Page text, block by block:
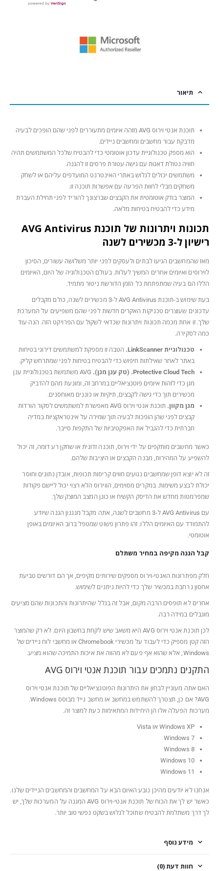
תיאור
תוכנת אנטי וירוס AVG מזהה איומים מתעוררים לפני שהם הופכים לבעיה
מדבקת עבור מחשבים ומחשבים ניידים.
הוא מספק טכנולוגיית עדכון אוטומטי כדי להבטיח שלכל המשתמשים תהיה
חוויה נטולת דאגות עם גישה עטורת פרסים זו להגנה.
משתמשים יכולים לגלוש באתרי האינטרנט המועדפים עליהם או לשחק
משחקים מבלי לחוות הפרעה עם אפשרות תוכנה זו.
המוצר בודק אוטומטית את הקבצים שברצונך להוריד לפני תחילת העברת
מידע כדי להבטיח בטיחות מלאה.
תכונות ויתרונות של תוכנת AVG Antivirus
רישיון ל-3 מכשירים לשנה
מאז שהמחשבים הגיעו לבתים ולעסקים לפני יותר משלושה עשורים, הסיכון
לוירוסים ואיומים אחרים המשיך לעלות. בעולם הטכנולוגיה של היום, האיומים
הללו הם בעיה שמתפתחת כל הזמן הדורשת ניטור מתמיד.
בעת שימוש ב-תוכנת AVG Antivirus ל-3 מכשירים לשנה, כולם מקבלים
עדכונים שעוצרים טכניקות האקרים חדשות לפני שהם משפיעים על המערכת
שלך. זו אחת מכמה תכונות ויתרונות שכדאי לשקול עם הפרויקט הזה. הנה עוד
כמה לסקירה.
טכנולוגיית LinkScanner.
הטבה זו מספקת למשתמשים דירוגי בטיחות
באתר לאחר שאילתות חיפוש כדי להבטיח בטיחות לפני שמתרחש קליק.
Protective Cloud Tech. (טק ענן מגן).
AVG משתמשת בטכנולוגיית ענן
מגן כדי לזהות איומים פוטנציאליים במרחב זה, ומונעת מהם להדביק
מכשירים תוך כדי גישה לקבצים, תיקיות או כוננים מאוחסנים.
מגן מקוון.
תוכנת אנטי וירוס AVG מאפשרת למשתמשים לסקור הורדות
קבצים לפני שהן הופכות לבעיה תוך שמירה על אינטראקציות במדיה
חברתית כדי להגביל את האפקטיביות של התקפות סייבר.
כאשר מחשבים מותקפים על ידי וירוס, תוכנה זדונית או שחקן רע דומה, זה יכול
להשפיע על המהירות, מבנה הקבצים או היציבות שלהם.
זה לא יוצא דופן שמחשבים נגועים חווים קריסות תכופות, אובדן נתונים וחוסר
יכולת לבצע משימות. במקרים מסוימים, הווירוס הלא רצוי יכול ליישם פקודות
שמפרמטות מחדש את הדיסק הקשיח או כונן המצב המוצק שלך.
עם AVG Antivirus ל-3 מחשבים לשנה, אתה מקבל מנגנון הגנה שיודע
להתמודד עם האיומים הללו. זהו פתרון פשוט שמטפל ברוב האיומים באופן
אוטומטי.
קבל הגנה מקיפה במחיר משתלם
חלק מפתרונות האנטי-וירוס מספקים שירותים מקיפים, אך הם דורשים טביעת
אחסון נרחבת במכשיר שלך כדי להיות ניתנים לשימוש.
אחרים לא תופסים הרבה מקום, אבל זה בגלל שהיתרונות והתכונות שהם מציעים
מוגבלים במידה רבה.
לכן תוכנת אנטי וירוס AVG היא משאב שיש לקחת בחשבון היום. לא רק שהמוצר
הזה קטן מספיק כדי לעבוד על מכשירי Chromebook או מחשבי לוח ניידים של
Windows, אלא שהוא אף פעם לא מהווה את איכות התמיכה שהוא מציע.
התקנים נתמכים עבור תוכנת אנטי וירוס AVG
האם אתה מעוניין לבחון את היתרונות הפוטנציאליים של תוכנת אנטי וירוס
AVG? אם כן, תצטרך להשתמש במחשב או מחשב נייד מבוסס Windows.
מערכות הפעלה אלו הן היחידות המתאימות כעת למוצר זה.
Windows XP או Vista
Windows 7
Windows 8
Windows 10
Windows 11
אנחנו לא יודעים מהיכן נובע האיום הבא על המחשבים והמחשבים הניידים שלנו.
כאשר יש לך את הכוח של תוכנת אנטי-וירוס AVG המגנה על המערכות שלך, יש
לך דרך משתלמת להבטיח שתוכל לגלוש בשקט נפשי טוב יותר.
מידע נוסף
חוות דעת (0)